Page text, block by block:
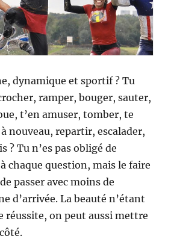
dynamique et sportif ? Tu
ramper, bouger, sauter,
t’en amuser, tomber, te
nouveau, repartir, escalader,
? Tu n’es pas obligé de
chaque question, mais le faire
passer avec moins de
d’arrivée. La beauté n’étant
réussite, on peut aussi mettre